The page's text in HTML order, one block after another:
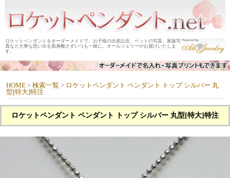
ロケットペンダントをオーダーメイドで。お子様の出産記念、ペットの写真、家族写
真など大事な思い出を肌身離さずいつも一緒に。オールジェリーがお届けいたしま
す。
HOME > 検索一覧 > ロケットペンダント ペンダント トップ シルバー 丸
型[特大]特注
ロケットペンダント ペンダント トップ シルバー 丸型[特大]特注